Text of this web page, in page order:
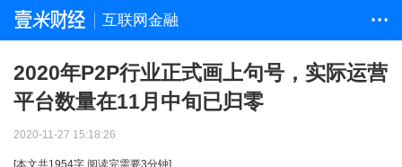
互联网金融 • • •
2020年P2P行业正式画上句号，实际运营
平台数量在11月中旬已归零
2020-11-27 15:18:26
[本文共1954字,阅读完需要3分钟]